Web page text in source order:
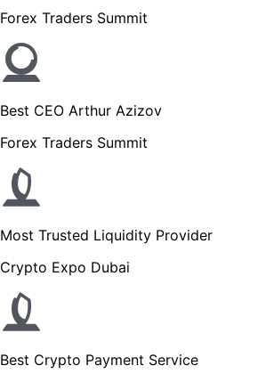
Forex Traders Summit
Best CEO Arthur Azizov
Forex Traders Summit
Most Trusted Liquidity Provider
Crypto Expo Dubai
Best Crypto Payment Service